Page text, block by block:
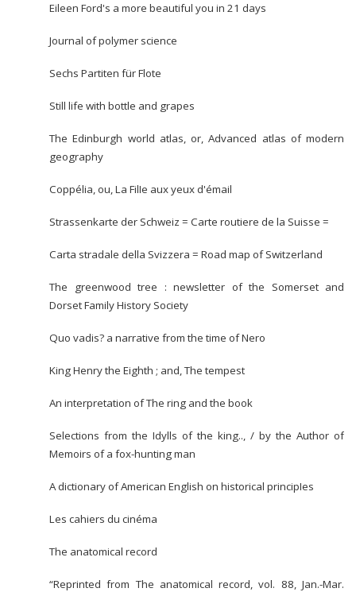
Eileen Ford's a more beautiful you in 21 days
Journal of polymer science
Sechs Partiten für Flote
Still life with bottle and grapes
The Edinburgh world atlas, or, Advanced atlas of modern
geography
Coppélia, ou, La FilIe aux yeux d'émail
Strassenkarte der Schweiz = Carte routiere de la Suisse =
Carta stradale della Svizzera = Road map of Switzerland
The greenwood tree : newsletter of the Somerset and
Dorset Family History Society
Quo vadis? a narrative from the time of Nero
King Henry the Eighth ; and, The tempest
An interpretation of The ring and the book
Selections from the Idylls of the king.., / by the Author of
Memoirs of a fox-hunting man
A dictionary of American English on historical principIes
Les cahiers du cinéma
The anatomical record
“Reprinted from The anatomical record, vol. 88, Jan.-Mar.